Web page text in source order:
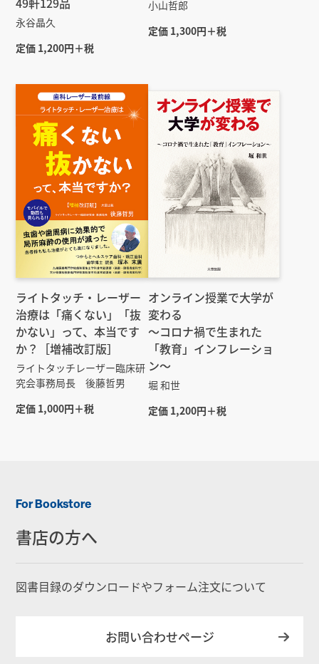
永谷晶久
定価 1,200円＋税
小山哲郎
定価 1,300円＋税
ライトタッチ・レーザー
治療は「痛くない」「抜
かない」って、本当です
か？［増補改訂版］
ライトタッチレーザー臨床研
究会事務局長 後藤哲男
定価 1,000円＋税
オンライン授業で大学が
変わる
～コロナ禍で生まれた
「教育」インフレーショ
ン～
堀 和世
定価 1,200円＋税
For Bookstore
書店の方へ
図書目録のダウンロードやフォーム注文について
お問い合わせページ